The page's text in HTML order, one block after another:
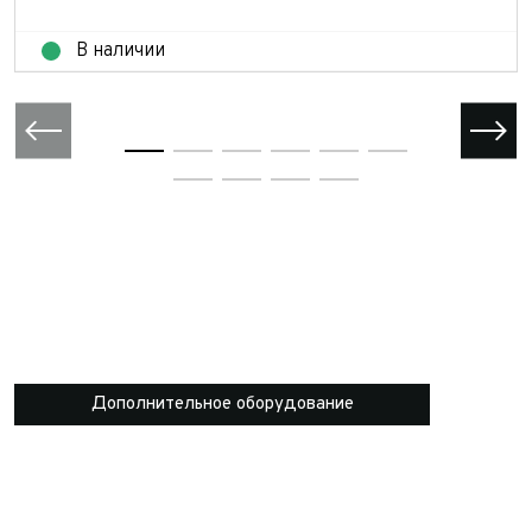
В наличии
Дополнительное оборудование